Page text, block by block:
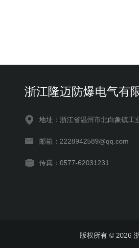
浙江隆迈防爆电气有
地址：浙江省温州市北白象镇工
邮箱：2228942589@qq.com
传真：0577-62031231
版权所有 © 2026